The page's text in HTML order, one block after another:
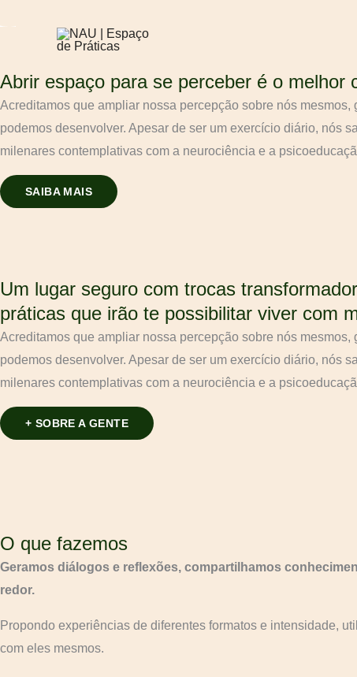
conteúdo
Abrir espaço para se perceber é o melhor
Acreditamos que ampliar nossa percepção sobre nós
podemos desenvolver. Apesar de ser um exercício diário, nós
milenares contemplativas com a neurociência e a
SAIBA MAIS
Um lugar seguro com trocas
práticas que irão te possibilitar viver com
Acreditamos que ampliar nossa percepção sobre nós
podemos desenvolver. Apesar de ser um exercício diário, nós
milenares contemplativas com a neurociência e a
+ SOBRE A GENTE
O que fazemos
Geramos diálogos e reflexões, compartilhamos
redor.
Propondo experiências de diferentes formatos e intensidade,
com eles mesmos.